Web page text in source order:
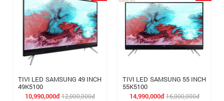
TIVI LED SAMSUNG 49 INCH
49K5100
10,990,000đ12,000,000đ
TIVI LED SAMSUNG 55 INCH
55K5100
14,990,000đ16,000,000đ